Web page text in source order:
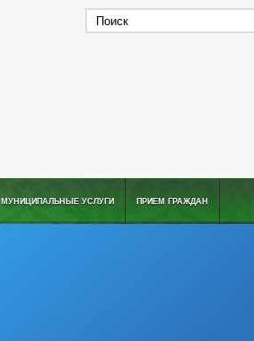
МУНИЦИПАЛЬНЫЕ УСЛУГИ ПРИЕМ ГРАЖДАН